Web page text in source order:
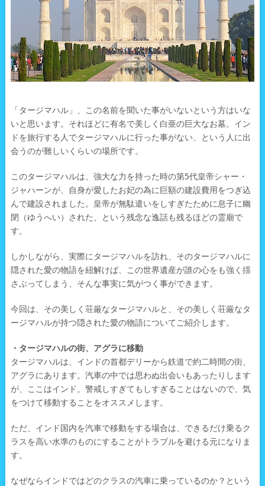
「タージマハル」、この名前を聞いた事がいないという方はいな
いと思います。それほどに有名で美しく白亜の巨大なお墓。イン
ドを旅行する人でタージマハルに行った事がない、という人に出
会うのが難しいくらいの場所です。
このタージマハルは、強大な力を持った時の第5代皇帝シャー・
ジャハーンが、自身が愛したお妃の為に巨額の建設費用をつぎ込
んで建設されました。皇帝が無駄遣いをしすぎたために息子に幽
閉（ゆうへい）された、という残念な逸話も残るほどの霊廟で
す。
しかしながら、実際にタージマハルを訪れ、そのタージマハルに
隠された愛の物語を紐解けば、この世界遺産が誰の心をも強く揺
さぶってしまう、そんな事実に気がつく事ができます。
今回は、その美しく荘厳なタージマハルと、その美しく荘厳なタ
ージマハルが持つ隠された愛の物語についてご紹介します。
・タージマハルの街、アグラに移動
タージマハルは、インドの首都デリーから鉄道で約二時間の街、
アグラにあります。汽車の中では思わぬ出会いもあったりします
が、ここはインド。警戒しすぎてもしすぎることはないので、気
をつけて移動することをオススメします。
ただ、インド国内を汽車で移動をする場合は、できるだけ乗るク
ラスを高い水準のものにすることがトラブルを避ける元になりま
す。
なぜならインドではどのクラスの汽車に乗っているのか？という